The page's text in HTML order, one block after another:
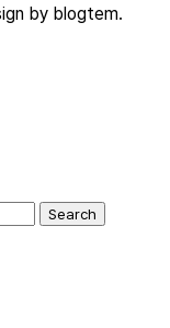
by blogtem.
Search